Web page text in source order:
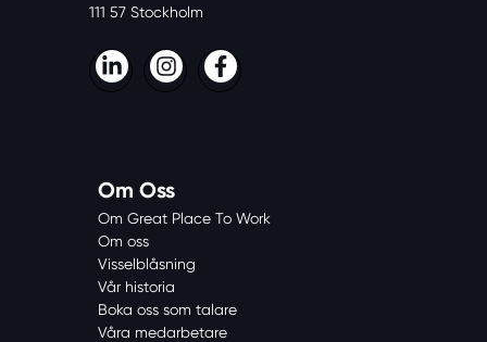
111 57 Stockholm
Om Oss
Om Great Place To Work
Om oss
Visselblåsning
Vår historia
Boka oss som talare
Våra medarbetare